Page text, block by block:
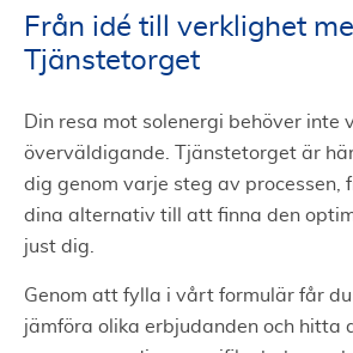
Från idé till verklighet
Tjänstetorget
Din resa mot solenergi behöver inte
överväldigande. Tjänstetorget är
dig genom varje steg av processen,
dina alternativ till att finna den
just dig.
Genom att fylla i vårt formulär får
jämföra olika erbjudanden och hitta